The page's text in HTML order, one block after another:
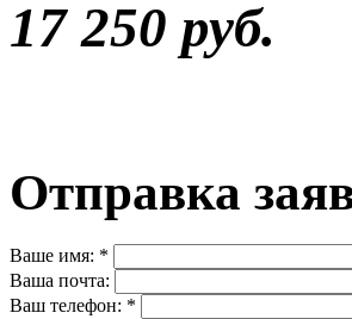
17 250 руб.
Отправка
Ваше имя: *
Ваша почта:
Ваш телефон: *